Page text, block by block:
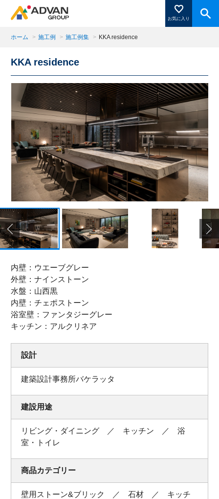
お気に入り
商品ページにある「お気に入り登録」を押すと登録した
商品がここに表示されます。
閉じる
ホーム > 施工例 > 施工例集 > KKA residence
KKA residence
内壁：ウエーブグレー
外壁：ナインストーン
水盤：山西黒
内壁：チェポストーン
浴室壁：ファンタジーグレー
キッチン：アルクリネア
設計
建築設計事務所バケラッタ
建設用途
リビング・ダイニング ／ キッチン ／ 浴
室・トイレ
商品カテゴリー
壁用ストーン&ブリック ／ 石材 ／ キッチ